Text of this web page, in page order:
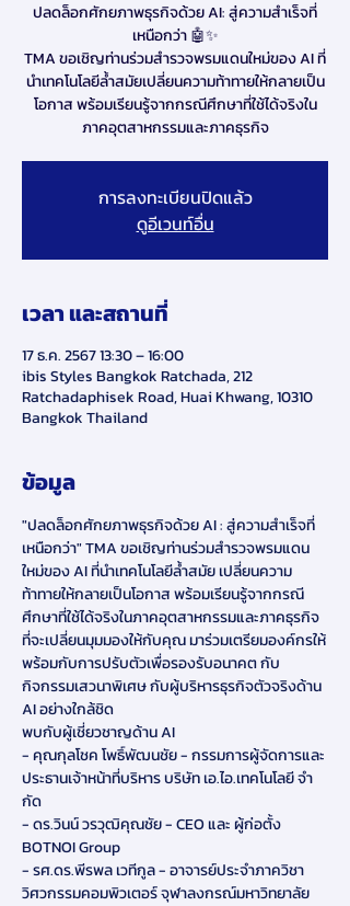
ปลดล็อกศักยภาพธุรกิจด้วย AI: สู่ความสำเร็จที่
เหนือกว่า 🤖✨
TMA ขอเชิญท่านร่วมสำรวจพรมแดนใหม่ของ AI ที่
นำเทคโนโลยีล้ำสมัยเปลี่ยนความท้าทายให้กลายเป็น
โอกาส พร้อมเรียนรู้จากกรณีศึกษาที่ใช้ได้จริงใน
ภาคอุตสาหกรรมและภาคธุรกิจ
การลงทะเบียนปิดแล้ว
ดูอีเวนท์อื่น
เวลา และสถานที่
17 ธ.ค. 2567 13:30 – 16:00
ibis Styles Bangkok Ratchada, 212
Ratchadaphisek Road, Huai Khwang, 10310
Bangkok Thailand
ข้อมูล
"ปลดล็อกศักยภาพธุรกิจด้วย AI : สู่ความสำเร็จที่
เหนือกว่า" TMA ขอเชิญท่านร่วมสำรวจพรมแดน
ใหม่ของ AI ที่นำเทคโนโลยีล้ำสมัย เปลี่ยนความ
ท้าทายให้กลายเป็นโอกาส พร้อมเรียนรู้จากกรณี
ศึกษาที่ใช้ได้จริงในภาคอุตสาหกรรมและภาคธุรกิจ
ที่จะเปลี่ยนมุมมองให้กับคุณ มาร่วมเตรียมองค์กรให้
พร้อมกับการปรับตัวเพื่อรองรับอนาคต กับ
กิจกรรมเสวนาพิเศษ กับผู้บริหารธุรกิจตัวจริงด้าน
AI อย่างใกล้ชิด
พบกับผู้เชี่ยวชาญด้าน AI
- คุณกุลโชค โพธิ์พัฒนชัย - กรรมการผู้จัดการและ
ประธานเจ้าหน้าที่บริหาร บริษัท เอ.ไอ.เทคโนโลยี จํา
กัด
- ดร.วินน์ วรวุฒิคุณชัย - CEO และ ผู้ก่อตั้ง
BOTNOI Group
- รศ.ดร.พีรพล เวทีกูล - อาจารย์ประจำภาควิชา
วิศวกรรมคอมพิวเตอร์ จุฬาลงกรณ์มหาวิทยาลัย